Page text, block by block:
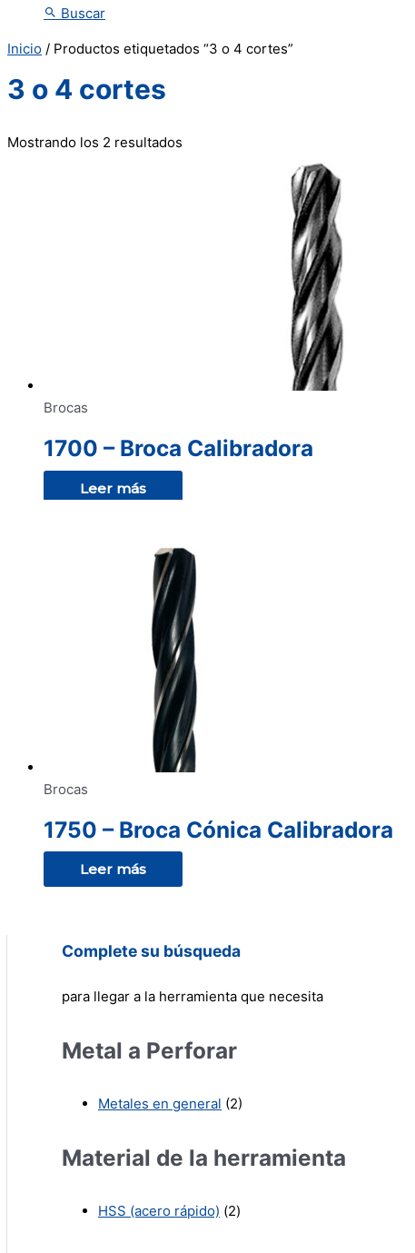
Buscar
Inicio / Productos etiquetados “3 o 4 cortes”
3 o 4 cortes
Mostrando los 2 resultados
Brocas
1700 – Broca Calibradora
Leer más
Brocas
1750 – Broca Cónica Calibradora
Leer más
Complete su búsqueda
para llegar a la herramienta que necesita
Metal a Perforar
Metales en general (2)
Material de la herramienta
HSS (acero rápido) (2)